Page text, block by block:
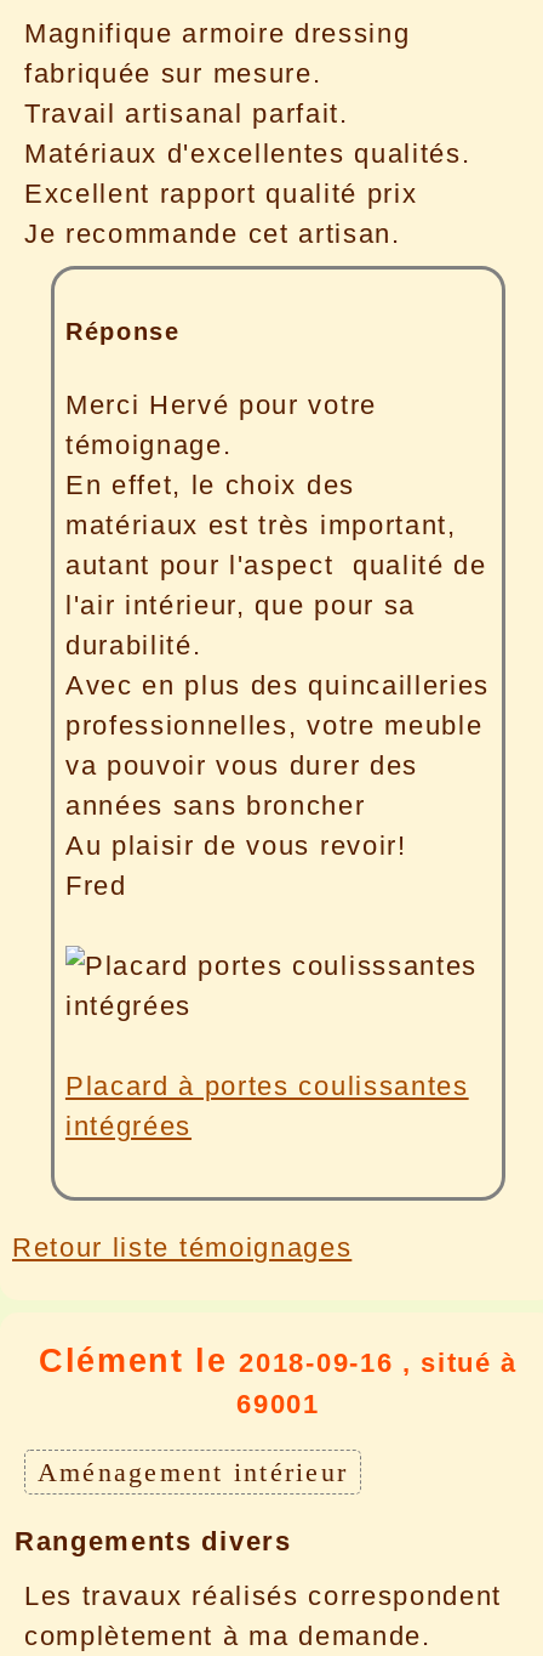
Magnifique armoire dressing
fabriquée sur mesure.
Travail artisanal parfait.
Matériaux d'excellentes qualités.
Excellent rapport qualité prix
Je recommande cet artisan.
Réponse
Merci Hervé pour votre
témoignage.
En effet, le choix des
matériaux est très important,
autant pour l'aspect qualité de
l'air intérieur, que pour sa
durabilité.
Avec en plus des quincailleries
professionnelles, votre meuble
va pouvoir vous durer des
années sans broncher
Au plaisir de vous revoir!
Fred
Placard à portes coulissantes
intégrées
Retour liste témoignages
Clément le2018-09-16 , situé à
69001
Aménagement intérieur
Rangements divers
Les travaux réalisés correspondent
complètement à ma demande.